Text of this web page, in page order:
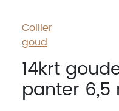
Collier
goud
14krt
panter 6,5